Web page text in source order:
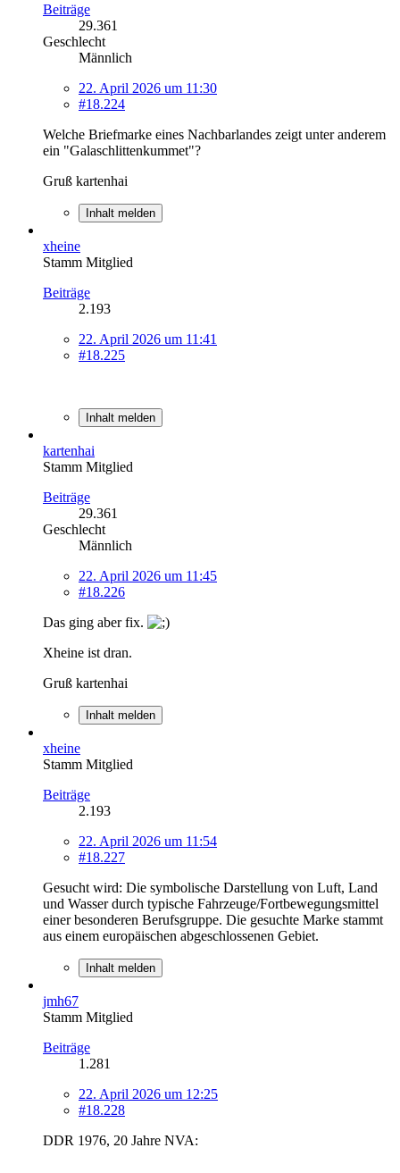
Beiträge
29.361
Geschlecht
Männlich
22. April 2026 um 11:30
#18.224
Welche Briefmarke eines Nachbarlandes zeigt unter anderem
ein "Galaschlittenkummet"?
Gruß kartenhai
Inhalt melden
xheine
Stamm Mitglied
Beiträge
2.193
22. April 2026 um 11:41
#18.225
Inhalt melden
kartenhai
Stamm Mitglied
Beiträge
29.361
Geschlecht
Männlich
22. April 2026 um 11:45
#18.226
Das ging aber fix.
Xheine ist dran.
Gruß kartenhai
Inhalt melden
xheine
Stamm Mitglied
Beiträge
2.193
22. April 2026 um 11:54
#18.227
Gesucht wird: Die symbolische Darstellung von Luft, Land
und Wasser durch typische Fahrzeuge/Fortbewegungsmittel
einer besonderen Berufsgruppe. Die gesuchte Marke stammt
aus einem europäischen abgeschlossenen Gebiet.
Inhalt melden
jmh67
Stamm Mitglied
Beiträge
1.281
22. April 2026 um 12:25
#18.228
DDR 1976, 20 Jahre NVA: